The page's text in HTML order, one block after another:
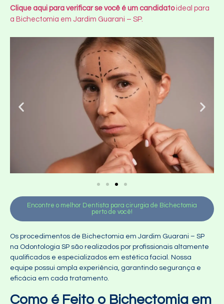
Clique aqui para verificar se você é um candidatoideal para
a Bichectomia em Jardim Guarani – SP.
Encontre o melhor Dentista para cirurgia de Bichectomia
perto de você!
Os procedimentos de Bichectomia em Jardim Guarani – SP
na Odontologia SP são realizados por profissionais altamente
qualificados e especializados em estética facial. Nossa
equipe possui ampla experiência, garantindo segurança e
eficácia em cada tratamento.
Como é Feito o Bichectomia em